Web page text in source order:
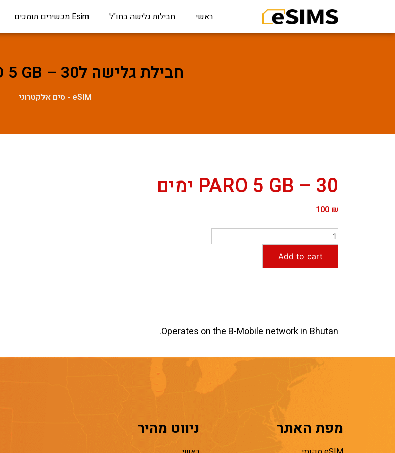
ראשי חבילות גלישה בחו"ל Esim מכשירים תומכים
חבילת גלישה לPARO 5 GB – 30 ימים
eSIM - סים אלקטרוני
PARO 5 GB – 30 ימים
100 ₪
Add to cart
Operates on the B-Mobile network in Bhutan.
מפת האתר ניווט מהיר